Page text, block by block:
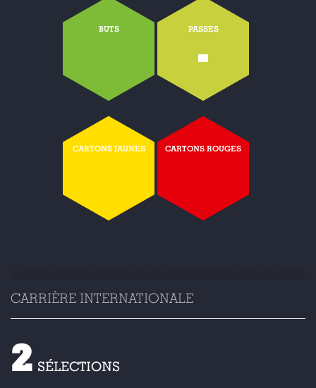
BUTS PASSES
-
CARTONS JAUNES CARTONS ROUGES
CARRIÈRE INTERNATIONALE
2 SÉLECTIONS